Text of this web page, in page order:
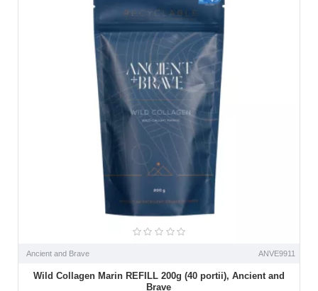
Ancient and Brave ANVE9911
Wild Collagen Marin REFILL 200g (40 portii), Ancient and
Brave